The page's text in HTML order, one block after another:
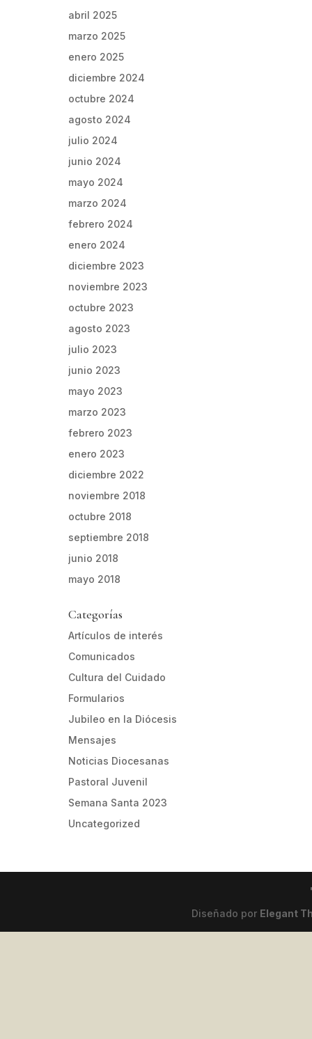
abril 2025
marzo 2025
enero 2025
diciembre 2024
octubre 2024
agosto 2024
julio 2024
junio 2024
mayo 2024
marzo 2024
febrero 2024
enero 2024
diciembre 2023
noviembre 2023
octubre 2023
agosto 2023
julio 2023
junio 2023
mayo 2023
marzo 2023
febrero 2023
enero 2023
diciembre 2022
noviembre 2018
octubre 2018
septiembre 2018
junio 2018
mayo 2018
Categorías
Artículos de interés
Comunicados
Cultura del Cuidado
Formularios
Jubileo en la Diócesis
Mensajes
Noticias Diocesanas
Pastoral Juvenil
Semana Santa 2023
Uncategorized
Diseñado por Elegant